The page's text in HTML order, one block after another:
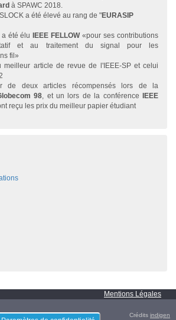
à SPAWC 2018.
a été élevé au rang de "EURASIP
a été éluIEEE FELLOW«pour ses contributions
et au traitement du signal pour les
fil»
article de revue de l'IEEE-SP et celui
de deux articles récompensés lors de la
98, et un lors de la conférenceIEEE
reçu les prix du meilleur papier étudiant
Mentions Légales
Crédits indigen